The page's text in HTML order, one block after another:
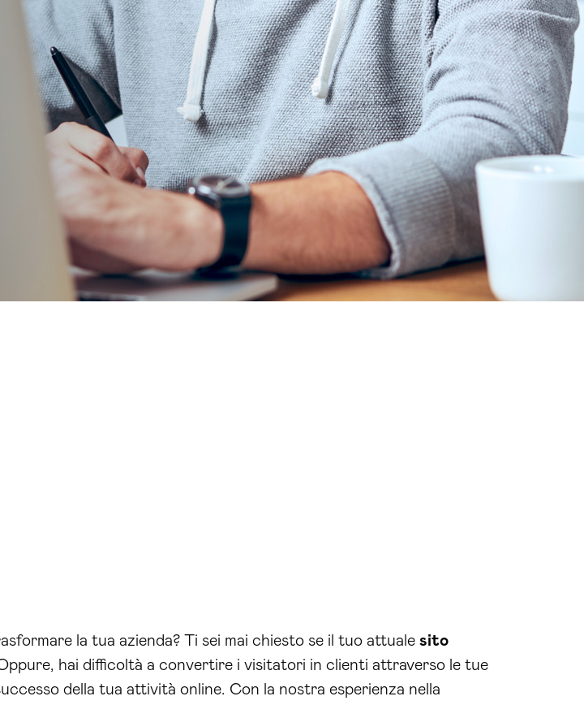
la tua azienda? Ti sei mai chiesto se il tuo attuale sito
hai difficoltà a convertire i visitatori in clienti attraverso le tue
della tua attività online. Con la nostra esperienza nella